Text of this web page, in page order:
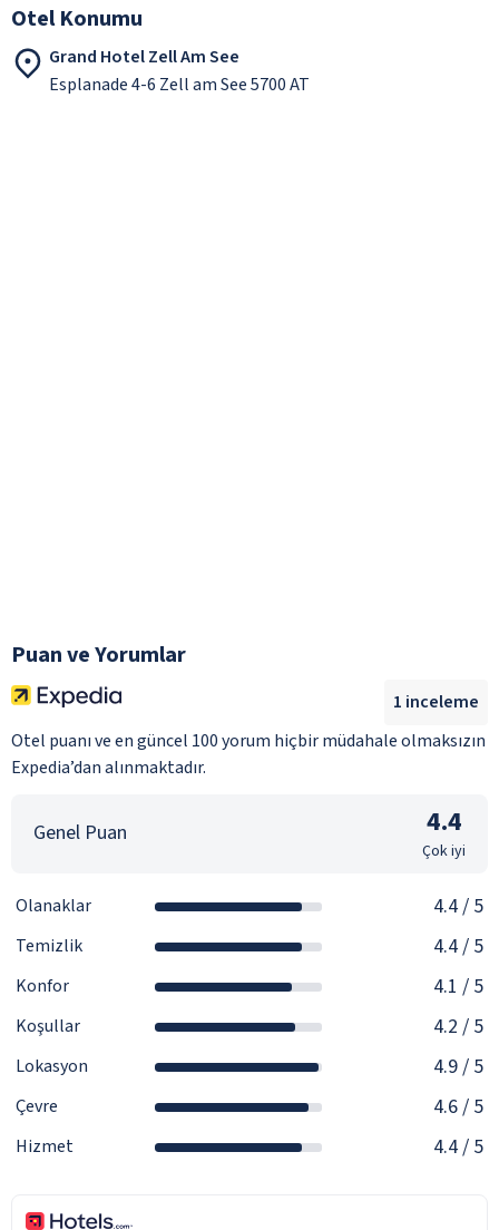
Otel Konumu
Grand Hotel Zell Am See
Esplanade 4-6 Zell am See 5700 AT
Puan ve Yorumlar
Otel puanı ve en güncel 100 yorum hiçbir müdahale olmaksızın
Expedia’dan alınmaktadır.
1 inceleme
Genel Puan 4.4
Çok iyi
Olanaklar 4.4/ 5
Temizlik 4.4/ 5
Konfor 4.1 / 5
Koşullar 4.2 / 5
Lokasyon 4.9/ 5
Çevre 4.6/ 5
Hizmet 4.4/ 5